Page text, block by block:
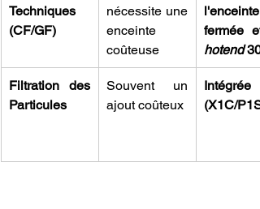
Techniques
(CF/GF)
nécessite une
enceinte
coûteuse
l'enceinte
hotend
Filtration des
Particules
Souvent un
ajout coûteux
Intégrée
(X1C/P1S)